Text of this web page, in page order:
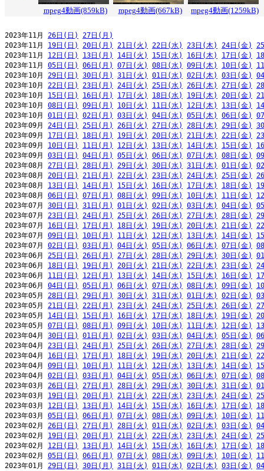
mpeg4動画(859kB)
mpeg4動画(667kB) mpeg4動画(1259kB)
2023年11月 26日(日)
27日(月)
2023年11月 19日(日) 20日(月) 21日(火) 22日(水) 23日(木) 24日(金)
2023年11月 12日(日) 13日(月) 14日(火) 15日(水) 16日(木) 17日(金)
2023年11月 05日(日) 06日(月) 07日(火) 08日(水) 09日(木) 10日(金)
2023年10月 29日(日) 30日(月) 31日(火) 01日(水) 02日(木) 03日(金)
2023年10月 22日(日) 23日(月) 24日(火) 25日(水) 26日(木) 27日(金)
2023年10月 15日(日) 16日(月) 17日(火) 18日(水) 19日(木) 20日(金)
2023年10月 08日(日) 09日(月) 10日(火) 11日(水) 12日(木) 13日(金)
2023年10月 01日(日) 02日(月) 03日(火) 04日(水) 05日(木) 06日(金)
2023年09月 24日(日) 25日(月) 26日(火) 27日(水) 28日(木) 29日(金)
2023年09月 17日(日) 18日(月) 19日(火) 20日(水) 21日(木) 22日(金)
2023年09月 10日(日) 11日(月) 12日(火) 13日(水) 14日(木) 15日(金)
2023年09月 03日(日) 04日(月) 05日(火) 06日(水) 07日(木) 08日(金)
2023年08月 27日(日) 28日(月) 29日(火) 30日(水) 31日(木) 01日(金)
2023年08月 20日(日) 21日(月) 22日(火) 23日(水) 24日(木) 25日(金)
2023年08月 13日(日) 14日(月) 15日(火) 16日(水) 17日(木) 18日(金)
2023年08月 06日(日) 07日(月) 08日(火) 09日(水) 10日(木) 11日(金)
2023年07月 30日(日) 31日(月) 01日(火) 02日(水) 03日(木) 04日(金)
2023年07月 23日(日) 24日(月) 25日(火) 26日(水) 27日(木) 28日(金)
2023年07月 16日(日) 17日(月) 18日(火) 19日(水) 20日(木) 21日(金)
2023年07月 09日(日) 10日(月) 11日(火) 12日(水) 13日(木) 14日(金)
2023年07月 02日(日) 03日(月) 04日(火) 05日(水) 06日(木) 07日(金)
2023年06月 25日(日) 26日(月) 27日(火) 28日(水) 29日(木) 30日(金)
2023年06月 18日(日) 19日(月) 20日(火) 21日(水) 22日(木) 23日(金)
2023年06月 11日(日) 12日(月) 13日(火) 14日(水) 15日(木) 16日(金)
2023年06月 04日(日) 05日(月) 06日(火) 07日(水) 08日(木) 09日(金)
2023年05月 28日(日) 29日(月) 30日(火) 31日(水) 01日(木) 02日(金)
2023年05月 21日(日) 22日(月) 23日(火) 24日(水) 25日(木) 26日(金)
2023年05月 14日(日) 15日(月) 16日(火) 17日(水) 18日(木) 19日(金)
2023年05月 07日(日) 08日(月) 09日(火) 10日(水) 11日(木) 12日(金)
2023年04月 30日(日) 01日(月) 02日(火) 03日(水) 04日(木) 05日(金)
2023年04月 23日(日) 24日(月) 25日(火) 26日(水) 27日(木) 28日(金)
2023年04月 16日(日) 17日(月) 18日(火) 19日(水) 20日(木) 21日(金)
2023年04月 09日(日) 10日(月) 11日(火) 12日(水) 13日(木) 14日(金)
2023年04月 02日(日) 03日(月) 04日(火) 05日(水) 06日(木) 07日(金)
2023年03月 26日(日) 27日(月) 28日(火) 29日(水) 30日(木) 31日(金)
2023年03月 19日(日) 20日(月) 21日(火) 22日(水) 23日(木) 24日(金)
2023年03月 12日(日) 13日(月) 14日(火) 15日(水) 16日(木) 17日(金)
2023年03月 05日(日) 06日(月) 07日(火) 08日(水) 09日(木) 10日(金)
2023年02月 26日(日) 27日(月) 28日(火) 01日(水) 02日(木) 03日(金)
2023年02月 19日(日) 20日(月) 21日(火) 22日(水) 23日(木) 24日(金)
2023年02月 12日(日) 13日(月) 14日(火) 15日(水) 16日(木) 17日(金)
2023年02月 05日(日) 06日(月) 07日(火) 08日(水) 09日(木) 10日(金)
2023年01月 29日(日) 30日(月) 31日(火) 01日(水) 02日(木) 03日(金)